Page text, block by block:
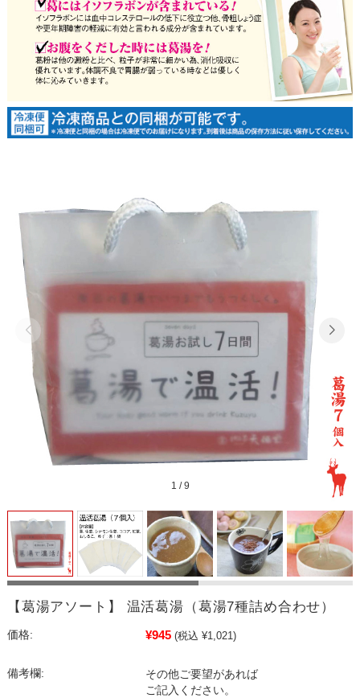
1 /9
【葛湯アソート】 温活葛湯（葛湯7種詰め合わせ）
価格: ¥945 (税込 ¥1,021)
備考欄:
その他ご要望があれば
ご記入ください。